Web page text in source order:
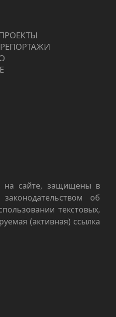
на сайте, защищены в
об
текстовых,
(активная) ссылка